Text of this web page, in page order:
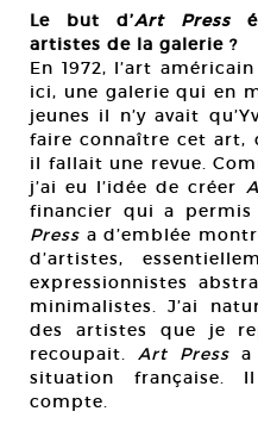
Le but d’Art Press
artistes de la galerie ?
En 1972, l’art
ici, une galerie qui en
jeunes il n’y avait
faire connaître cet art,
il fallait une revue.
j’ai eu l’idée de créer
financier qui a
Press a d’emblée
d’artistes,
expressionnistes
minimalistes. J’ai
des artistes que je
recoupait.Art Press a
situation française.
compte.